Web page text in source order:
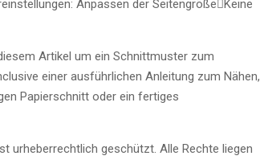
Anpassen der SeitengrößeKeine
Artikel um ein Schnittmuster zum
einer ausführlichen Anleitung zum Nähen,
Papierschnitt oder ein fertiges
urheberrechtlich geschützt. Alle Rechte liegen